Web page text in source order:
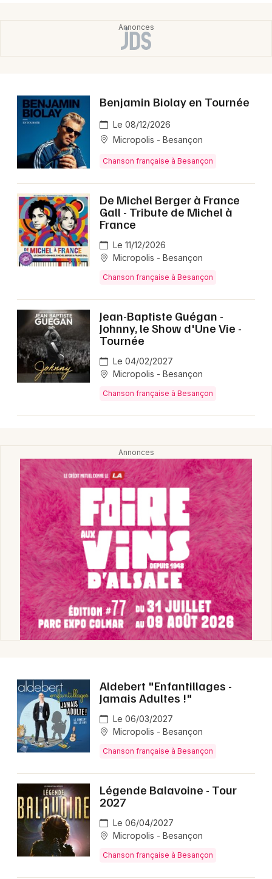
Chanson française en Bourgogne-Franche-
Comté
Newsletter des sorties
Artistes en tournée
Actus en Franche-Comté
Choisir mes départements
Mon email
Je m'abonne
Benjamin Biolay en Tournée
Le 08/12/2026
Micropolis - Besançon
Chanson française à Besançon
De Michel Berger à France
Gall - Tribute de Michel à
France
Le 11/12/2026
Micropolis - Besançon
Chanson française à Besançon
Jean-Baptiste Guégan -
Johnny, le Show d'Une Vie -
Tournée
Le 04/02/2027
Micropolis - Besançon
Chanson française à Besançon
Aldebert "Enfantillages -
Jamais Adultes !"
Le 06/03/2027
Micropolis - Besançon
Chanson française à Besançon
Légende Balavoine - Tour
2027
Le 06/04/2027
Micropolis - Besançon
Chanson française à Besançon